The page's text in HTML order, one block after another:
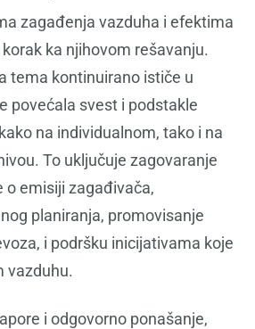
zagađenja vazduha i efektima
ka njihovom rešavanju.
tema kontinuirano ističe u
povećala svest i podstakle
na individualnom, tako i na
To uključuje zagovaranje
o emisiji zagađivača,
planiranja, promovisanje
i podršku inicijativama koje
vazduhu.
i odgovorno ponašanje,